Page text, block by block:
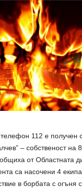
112 е получен
– собственост на
от Областната
са насочени 4
в борбата с огъня